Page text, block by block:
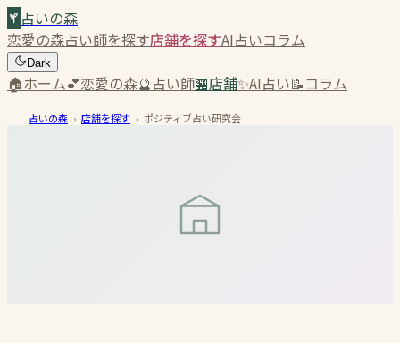
占いの森
恋愛の森占い師を探す店舗を探すAI占いコラム
Dark
🏠ホーム💕恋愛の森🔮占い師🏪店舗✨AI占い📝コラム
占いの森 › 店舗を探す › ポジティブ占い研究会